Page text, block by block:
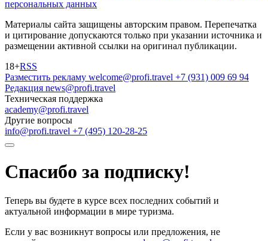
персональных данных
Материалы сайта защищены авторским правом. Перепечатка
и цитирование допускаются только при указании источника и
размещении активной ссылки на оригинал публикации.
18+RSS
Разместить рекламу welcome@profi.travel +7 (931) 009 69 94
Редакция news@profi.travel
Техническая поддержка
academy@profi.travel
Другие вопросы
info@profi.travel +7 (495) 120-28-25
Спасибо за подписку!
Теперь вы будете в курсе всех последних событий и
актуальной информации в мире туризма.
Если у вас возникнут вопросы или предложения, не